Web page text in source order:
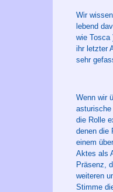
Wir
lebend
wie Tosca
ihr letzter
sehr
Wenn wir
die Rolle
denen die
einem
Aktes als
Präsenz,
weiteren
Stimme